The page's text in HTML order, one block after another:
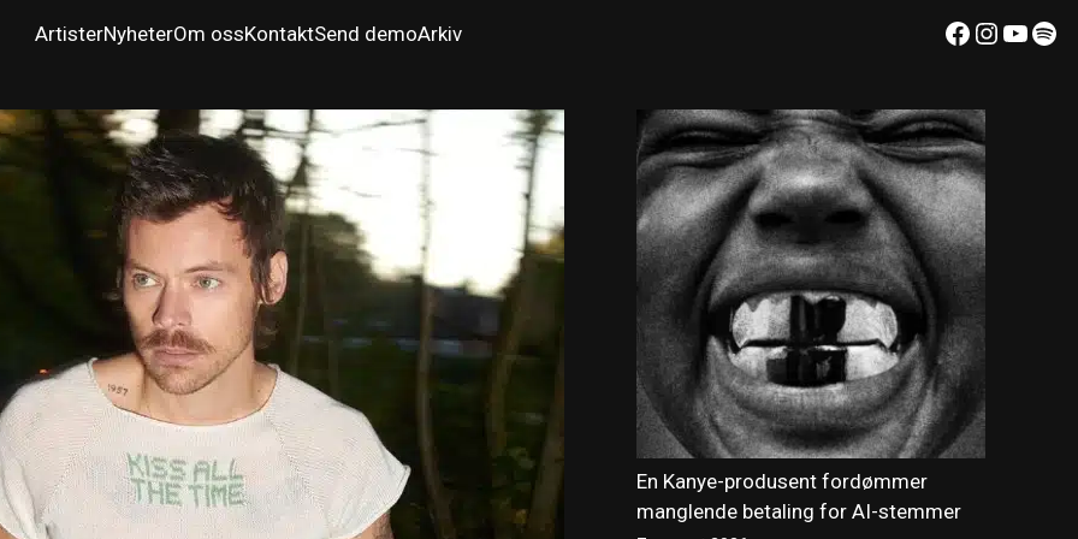
ArtisterNyheterOm ossKontaktSend demoArkiv Facebook
En Kanye-produsent fordømmer
manglende betaling for AI-stemmer